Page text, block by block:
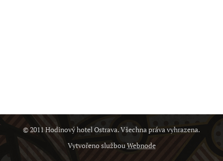
© 2011 Hodinový hotel Ostrava. Všechna práva vyhrazena.
Vytvořeno službouWebnode